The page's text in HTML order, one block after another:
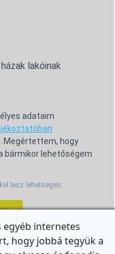
lakóinak
adataim
Megértettem, hogy
bármikor lehetőségem
lesz lehetséges.
internetes
hogy jobbá tegyük a